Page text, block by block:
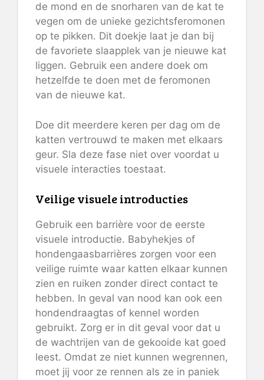
de mond en de snorharen van de kat te
vegen om de unieke gezichtsferomonen
op te pikken. Dit doekje laat je dan bij
de favoriete slaapplek van je nieuwe kat
liggen. Gebruik een andere doek om
hetzelfde te doen met de feromonen
van de nieuwe kat.
Doe dit meerdere keren per dag om de
katten vertrouwd te maken met elkaars
geur. Sla deze fase niet over voordat u
visuele interacties toestaat.
Veilige visuele introducties
Gebruik een barrière voor de eerste
visuele introductie. Babyhekjes of
hondengaasbarrières zorgen voor een
veilige ruimte waar katten elkaar kunnen
zien en ruiken zonder direct contact te
hebben. In geval van nood kan ook een
hondendraagtas of kennel worden
gebruikt. Zorg er in dit geval voor dat u
de wachtrijen van de gekooide kat goed
leest. Omdat ze niet kunnen wegrennen,
moet jij voor ze rennen als ze in paniek